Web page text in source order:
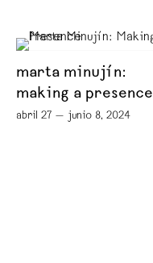
marta minujín:
making a presence
abril 27 — junio 8, 2024